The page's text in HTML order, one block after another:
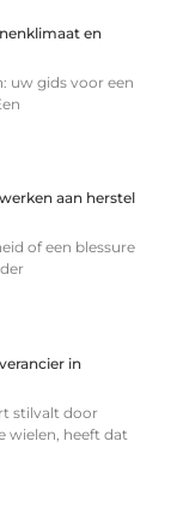
en
uw gids voor een
aan herstel
of een blessure
in
stilvalt door
wielen, heeft dat